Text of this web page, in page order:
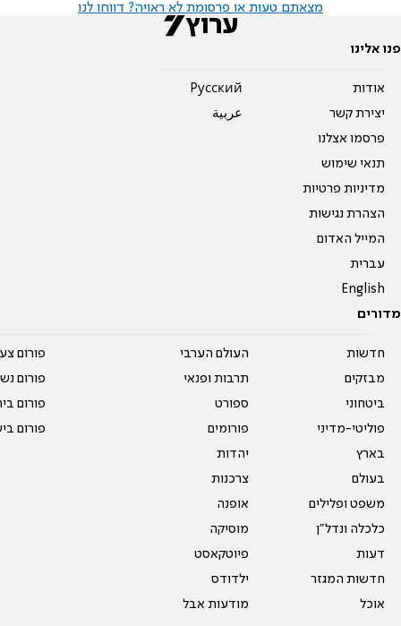
מצאתם טעות או פרסומת לא ראויה? דווחו לנו
פנו אלינו
אודות
יצירת קשר
פרסמו אצלנו
תנאי שימוש
מדיניות פרטיות
הצהרת נגישות
המייל האדום
עברית
English
Pусский
عربية
מדורים
חדשות
מבזקים
ביטחוני
פוליטי-מדיני
בארץ
בעולם
משפט ופלילים
כלכלה ונדל"ן
דעות
חדשות המגזר
אוכל
העולם הערבי
תרבות ופנאי
ספורט
פורומים
יהדות
צרכנות
אופנה
מוסיקה
פיוטקאסט
ילדודס
מודעות אבל
פורום
פורום
פורום
פורום